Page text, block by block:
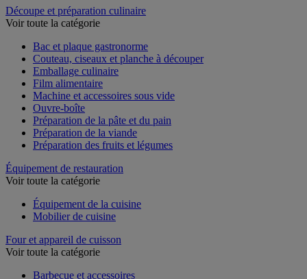
Découpe et préparation culinaire
Bac et plaque gastronorme
Couteau, ciseaux et planche à découper
Emballage culinaire
Film alimentaire
Machine et accessoires sous vide
Ouvre-boîte
Préparation de la pâte et du pain
Préparation de la viande
Équipement de restauration
Équipement de la cuisine
Four et appareil de cuisson